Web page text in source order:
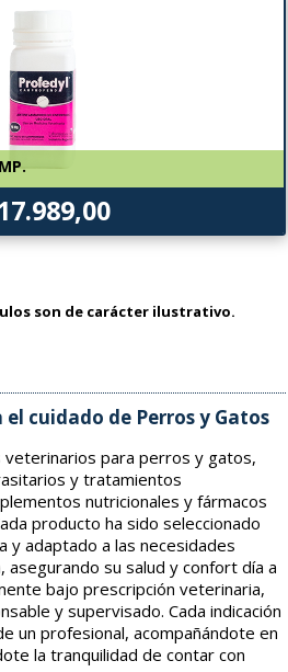
son de carácter ilustrativo.
cuidado de Perros y Gatos
para perros y gatos,
y tratamientos
nutricionales y fármacos
producto ha sido seleccionado
y adaptado a las necesidades
su salud y confort día a
bajo prescripción veterinaria,
y supervisado. Cada indicación
un profesional, acompañándote en
la tranquilidad de contar con